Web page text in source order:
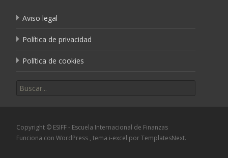
Aviso legal
Política de privacidad
Política de cookies
Copyright © ESIFF - Escuela Internacional de Finanzas
Funciona con WordPress , tema i-excel por TemplatesNext.